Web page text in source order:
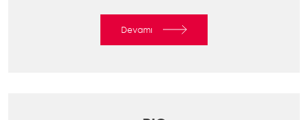
Devamı